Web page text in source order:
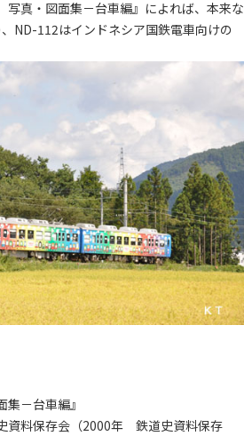
真・図面集－台車編』によれば、本来な
ND-112はインドネシア国鉄電車向けの
－台車編』
資料保存会（2000年 鉄道史資料保存